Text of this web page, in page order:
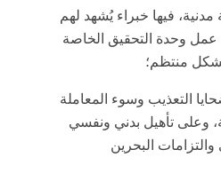
فيها خبراء يُشهد لهم
عمل وحدة التحقيق الخاصة
منتظم؛
التعذيب وسوء المعاملة
وعلى تأهيل بدني ونفسي
والتزامات البحرين